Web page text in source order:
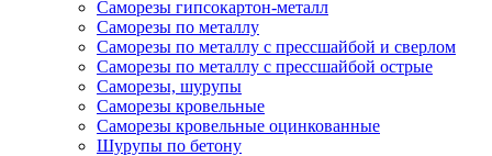
Саморезы гипсокартон-металл
Саморезы по металлу
Саморезы по металлу с прессшайбой и сверлом
Саморезы по металлу с прессшайбой острые
Саморезы, шурупы
Саморезы кровельные
Саморезы кровельные оцинкованные
Шурупы по бетону